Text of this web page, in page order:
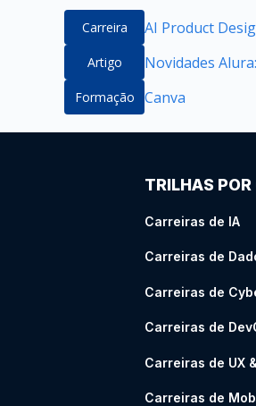
Carreira AI Product
Artigo Novidades
Formação Canva
TRILHAS POR
Carreiras de IA
Carreiras de
Carreiras de
Carreiras de
Carreiras de UX
Carreiras de